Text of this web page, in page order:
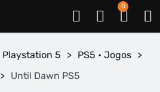
0
Playstation 5 > PS5 • Jogos >
> Until Dawn PS5